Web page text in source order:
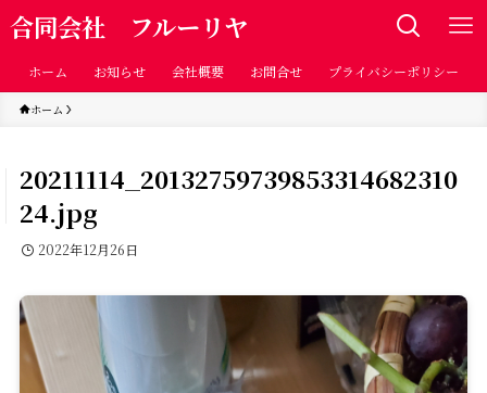
合同会社 フルーリヤ
ホーム お知らせ 会社概要 お問合せ プライバシーポリシー
ホーム
20211114_20132759739853314682310
24.jpg
2022年12月26日